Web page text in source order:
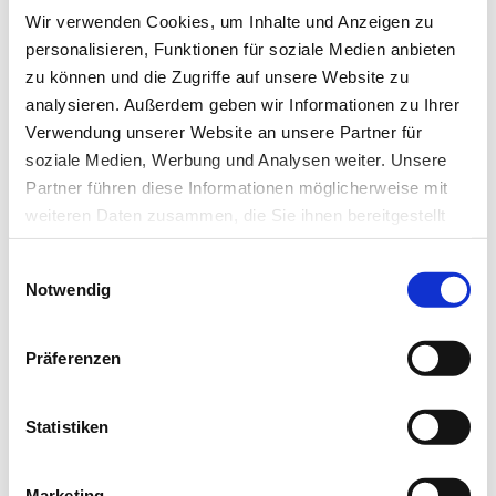
Wir verwenden Cookies, um Inhalte und Anzeigen zu
personalisieren, Funktionen für soziale Medien anbieten
zu können und die Zugriffe auf unsere Website zu
analysieren. Außerdem geben wir Informationen zu Ihrer
Verwendung unserer Website an unsere Partner für
soziale Medien, Werbung und Analysen weiter. Unsere
Partner führen diese Informationen möglicherweise mit
weiteren Daten zusammen, die Sie ihnen bereitgestellt
haben oder die sie im Rahmen Ihrer Nutzung der Dienste
Notwendig
Präferenzen
Statistiken
Newsletter­anmeldung
Bleiben Sie auf dem Laufenden. Der MT-Dialog-
Newsletter informiert Sie jede Woche kostenfrei
über die wichtigsten Branchen-News, aktuelle
Themen und die neusten Stellenangebote.
E-Mail-Adresse